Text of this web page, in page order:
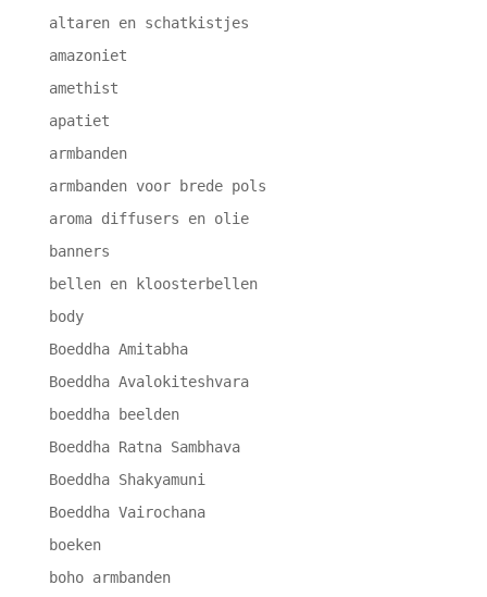
altaren en schatkistjes
amazoniet
amethist
apatiet
armbanden
armbanden voor brede pols
aroma diffusers en olie
banners
bellen en kloosterbellen
body
Boeddha Amitabha
Boeddha Avalokiteshvara
boeddha beelden
Boeddha Ratna Sambhava
Boeddha Shakyamuni
Boeddha Vairochana
boeken
boho armbanden